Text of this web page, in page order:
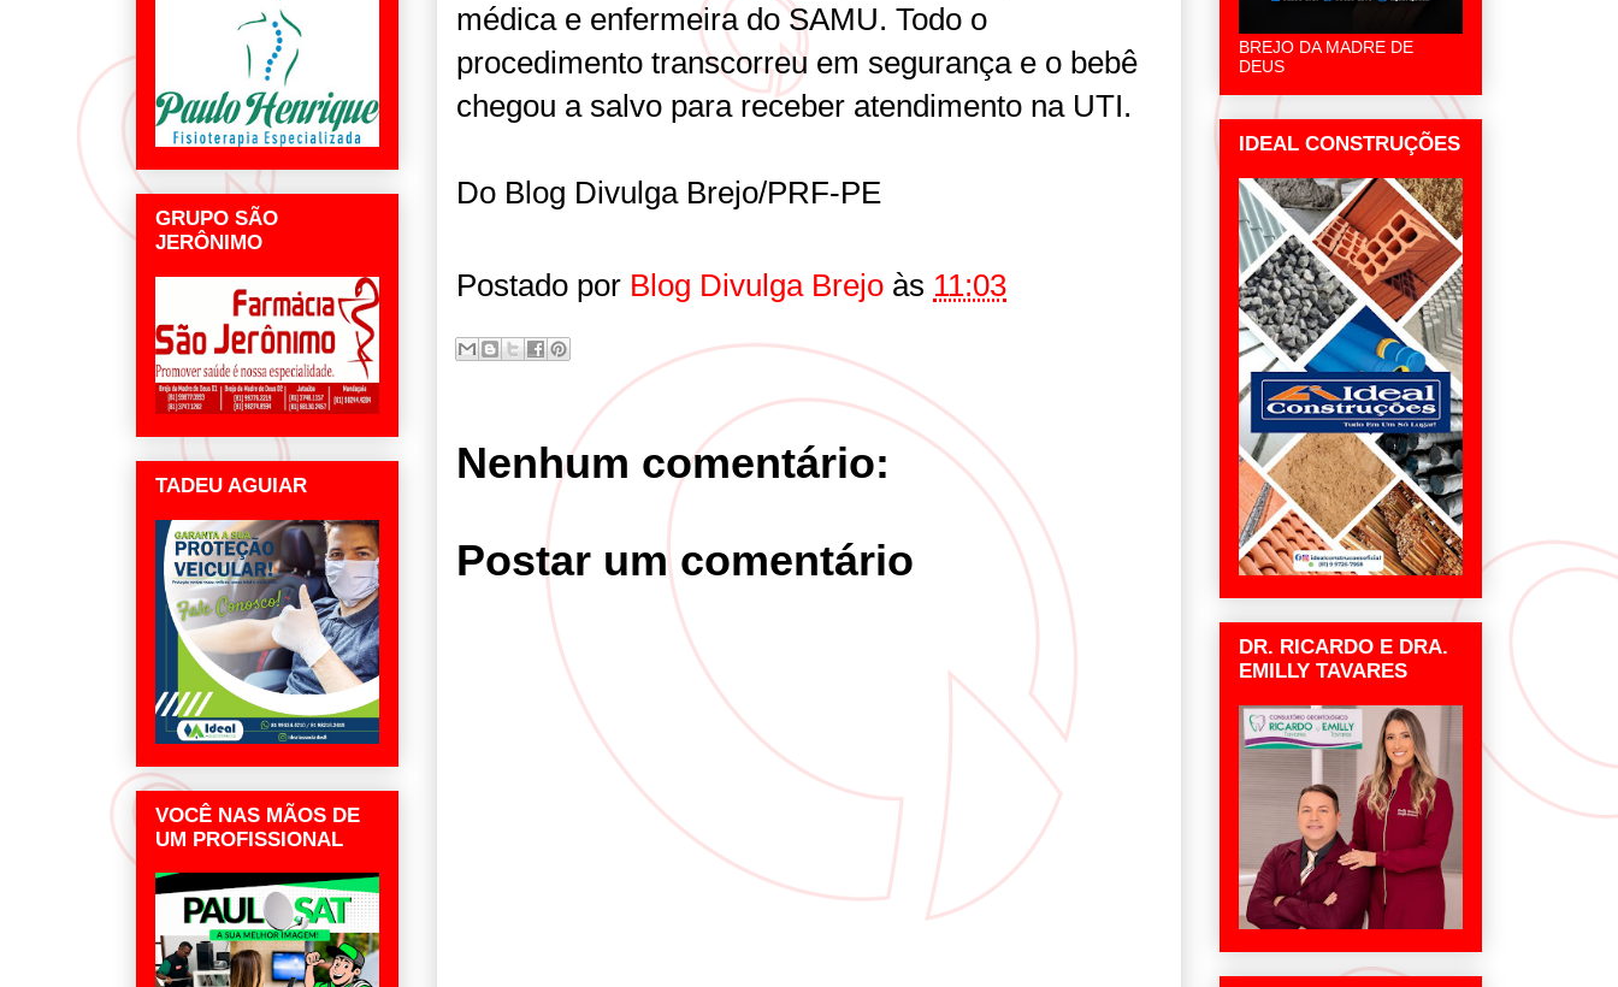
médica e enfermeira do SAMU. Todo o
procedimento transcorreu em segurança e o bebê
chegou a salvo para receber atendimento na UTI.
Do Blog Divulga Brejo/PRF-PE
Postado por Blog Divulga Brejo às 11:03
Nenhum comentário:
Postar um comentário
GRUPO SÃO
JERÔNIMO
TADEU AGUIAR
VOCÊ NAS MÃOS DE
UM PROFISSIONAL
BREJO DA MADRE DE
DEUS
IDEAL CONSTRUÇÕES
DR. RICARDO E DRA.
EMILLY TAVARES